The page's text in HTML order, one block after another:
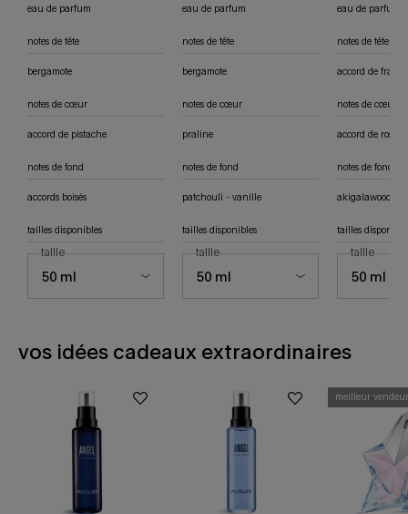
eau de parfum eau de parfum eau de parfum
notes de tête
bergamote
notes de tête
bergamote
notes de tête
accord de
notes de cœur
accord de pistache
notes de cœur
praline
notes de cœur
accord de rose
notes de fond
accords boisés
notes de fond
patchouli - vanille
notes de fond
akigalawood
tailles disponibles
sélectionner une
taillepour l’eau de parfum angel stellar
tailles disponibles
sélectionner une
taillepour angel eau de parfum
tailles
taillepour
vos idées cadeaux extraordinaires
meilleur vendeur